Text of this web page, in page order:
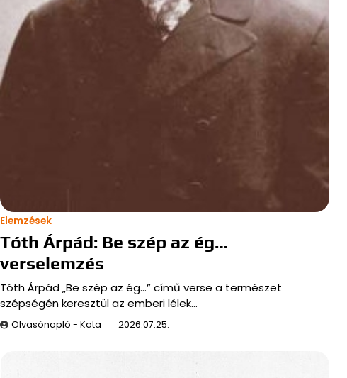
Elemzések
Tóth Árpád: Be szép az ég…
verselemzés
Tóth Árpád „Be szép az ég…” című verse a természet
szépségén keresztül az emberi lélek…
Olvasónapló - Kata 2026.07.25.